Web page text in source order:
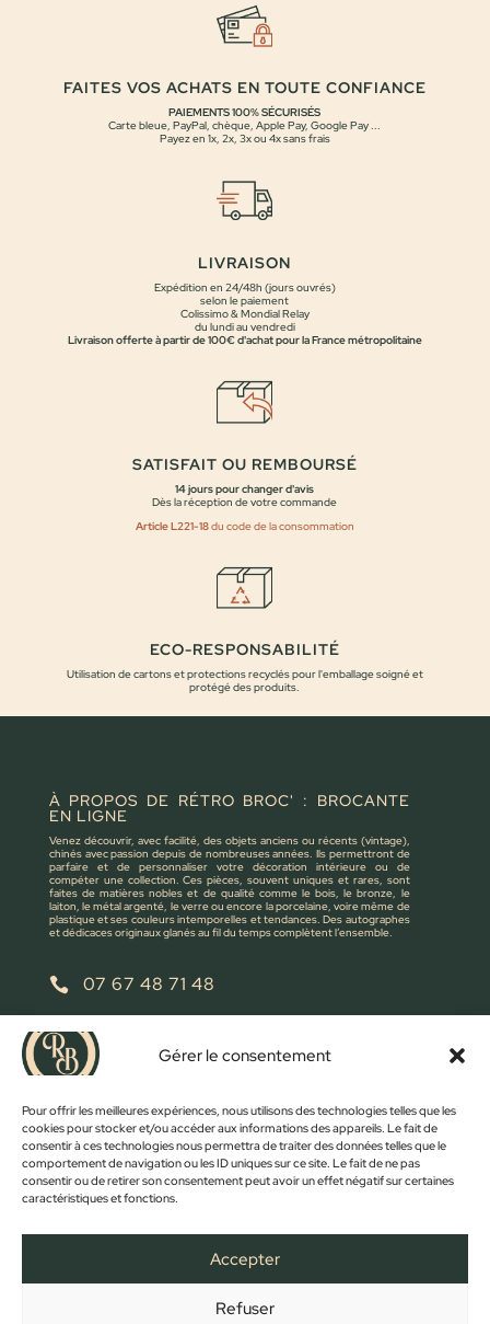
Gérer le consentement
Pour offrir les meilleures expériences, nous utilisons des technologies telles que les
cookies pour stocker et/ou accéder aux informations des appareils. Le fait de
consentir à ces technologies nous permettra de traiter des données telles que le
comportement de navigation ou les ID uniques sur ce site. Le fait de ne pas
consentir ou de retirer son consentement peut avoir un effet négatif sur certaines
caractéristiques et fonctions.
Accepter
Refuser
FAITES VOS ACHATS EN TOUTE CONFIANCE
PAIEMENTS 100% SÉCURISÉS
Carte bleue, PayPal, chèque, Apple Pay, Google Pay ...
Payez en 1x, 2x, 3x ou 4x sans frais
LIVRAISON
Expédition en 24/48h (jours ouvrés)
selon le paiement
Colissimo & Mondial Relay
du lundi au vendredi
Livraison offerte à partir de 100€ d'achat pour la France métropolitaine
SATISFAIT OU REMBOURSÉ
14 jours pour changer d'avis
Dès la réception de votre commande
Article L221-18du code de la consommation
ECO-RESPONSABILITÉ
Utilisation de cartons et protections recyclés pour l'emballage soigné et
protégé des produits.
À PROPOS DE RÉTRO BROC' : BROCANTE
EN LIGNE
Venez découvrir, avec facilité, des objets anciens ou récents (vintage),
chinés avec passion depuis de nombreuses années. Ils permettront de
parfaire et de personnaliser votre décoration intérieure ou de
compéter une collection. Ces pièces, souvent uniques et rares, sont
faites de matières nobles et de qualité comme le bois, le bronze, le
laiton, le métal argenté, le verre ou encore la porcelaine, voire même de
plastique et ses couleurs intemporelles et tendances. Des autographes
et dédicaces originaux glanés au fil du temps complètent l’ensemble.
 07 67 48 71 48
 retrobroc85@gmail.com
BOUTIQUE